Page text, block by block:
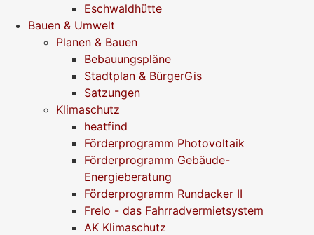
Eschwaldhütte
Bauen & Umwelt
Planen & Bauen
Bebauungspläne
Stadtplan & BürgerGis
Satzungen
Klimaschutz
heatfind
Förderprogramm Photovoltaik
Förderprogramm Gebäude-
Energieberatung
Förderprogramm Rundacker II
Frelo - das Fahrradvermietsystem
AK Klimaschutz